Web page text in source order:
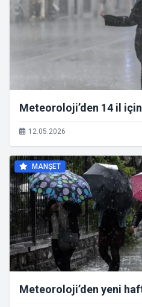
Meteoroloji’den 14 il
12.05.2026
MANŞET
Meteoroloji’den yeni